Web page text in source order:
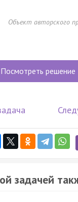
Объект авторского
Посмотреть решение
задачей